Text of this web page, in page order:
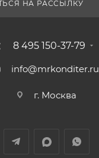
НА РАССЫЛКУ
8 495 150-37-79
info@mrkonditer.ru
г. Москва